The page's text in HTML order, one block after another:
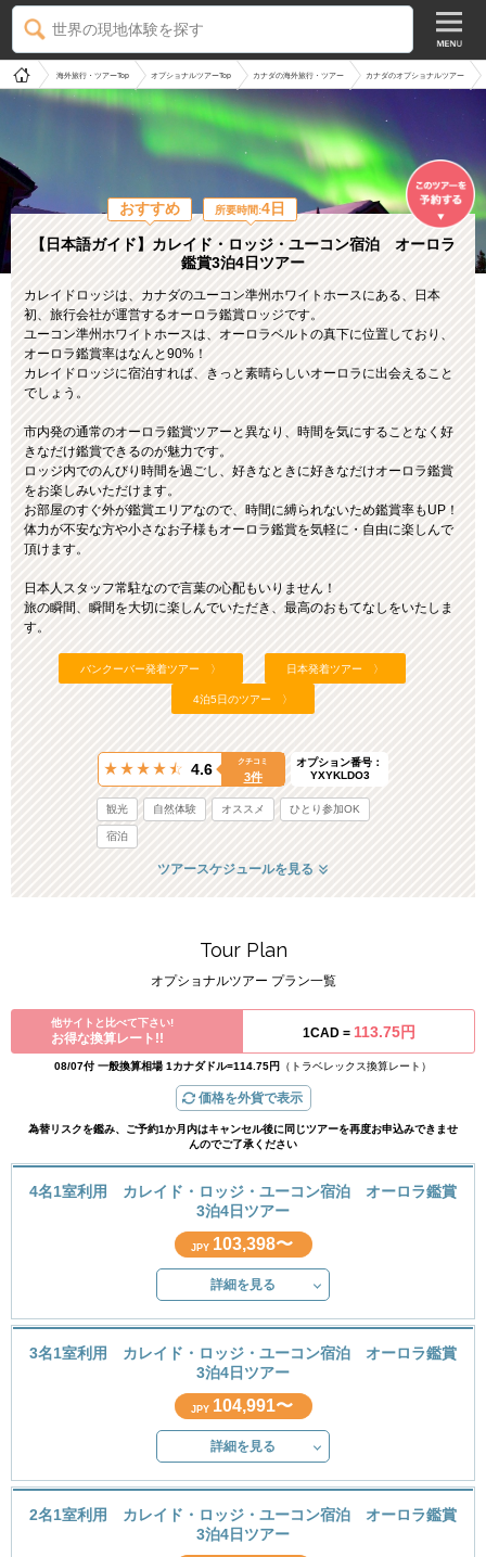
世界の現地体験を探す
海外旅行・ツアーTop オプショナルツアーTop カナダの海外旅行・ツアー カナダのオプショナルツアー
【日本語ガイド】カレイド・ロッジ・ユーコン宿泊 オーロラ
鑑賞3泊4日ツアー
カレイドロッジは、カナダのユーコン準州ホワイトホースにある、日本
初、旅行会社が運営するオーロラ鑑賞ロッジです。
ユーコン準州ホワイトホースは、オーロラベルトの真下に位置しており、
オーロラ鑑賞率はなんと90%！
カレイドロッジに宿泊すれば、きっと素晴らしいオーロラに出会えること
でしょう。
市内発の通常のオーロラ鑑賞ツアーと異なり、時間を気にすることなく好
きなだけ鑑賞できるのが魅力です。
ロッジ内でのんびり時間を過ごし、好きなときに好きなだけオーロラ鑑賞
をお楽しみいただけます。
お部屋のすぐ外が鑑賞エリアなので、時間に縛られないため鑑賞率もUP！
体力が不安な方や小さなお子様もオーロラ鑑賞を気軽に・自由に楽しんで
頂けます。
日本人スタッフ常駐なので言葉の心配もいりません！
旅の瞬間、瞬間を大切に楽しんでいただき、最高のおもてなしをいたしま
す。
バンクーバー発着ツアー 〉 日本発着ツアー 〉
4泊5日のツアー 〉
4.6 クチコミ
3件
オプション番号：
YXYKLDO3
観光 自然体験 オススメ ひとり参加OK
宿泊
おすすめ 所要時間:4日
ツアースケジュールを見る
Tour Plan
オプショナルツアー プラン一覧
他サイトと比べて下さい!
お得な換算レート!! 1CAD = 113.75円
08/07付 一般換算相場 1カナダドル=114.75円 （トラベレックス換算レート）
価格を外貨で表示
為替リスクを鑑み、ご予約1か月内はキャンセル後に同じツアーを再度お申込みできませ
んのでご了承ください
4名1室利用 カレイド・ロッジ・ユーコン宿泊 オーロラ鑑賞
3泊4日ツアー
JPY 103,398〜
詳細を見る
3名1室利用 カレイド・ロッジ・ユーコン宿泊 オーロラ鑑賞
3泊4日ツアー
JPY 104,991〜
詳細を見る
2名1室利用 カレイド・ロッジ・ユーコン宿泊 オーロラ鑑賞
3泊4日ツアー